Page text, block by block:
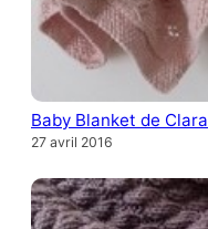
Baby Blanket de Clara
27 avril 2016